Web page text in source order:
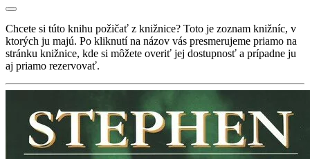
Chcete si túto knihu požičať z knižnice? Toto je zoznam knižníc, v
ktorých ju majú. Po kliknutí na názov vás presmerujeme priamo na
stránku knižnice, kde si môžete overiť jej dostupnosť a prípadne ju
aj priamo rezervovať.